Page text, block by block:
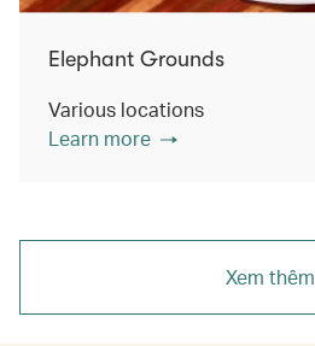
Elephant Grounds
Various locations
Learn more
Xem thêm